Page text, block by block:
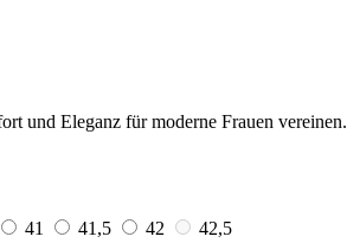
und Eleganz für moderne Frauen vereinen.
41 41,5 42
42,5